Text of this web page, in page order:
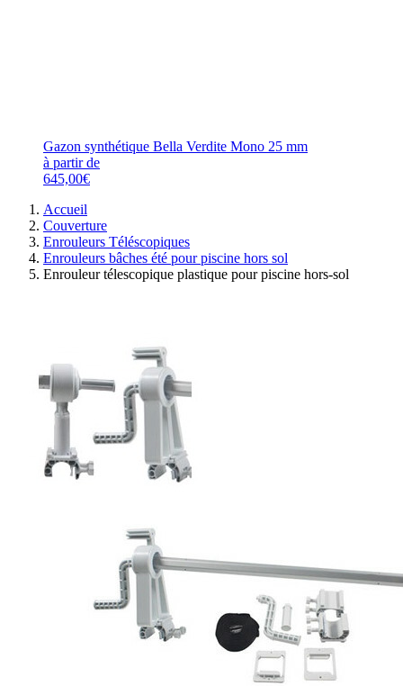
Gazon synthétique Bella Verdite Mono 25 mm
à partir de
645,00€
Accueil
Couverture
Enrouleurs Téléscopiques
Enrouleurs bâches été pour piscine hors sol
Enrouleur télescopique plastique pour piscine hors-sol